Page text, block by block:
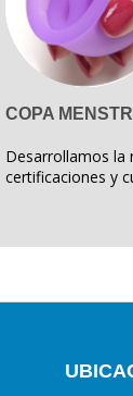
COPA
Desarrollamos la
certificaciones y